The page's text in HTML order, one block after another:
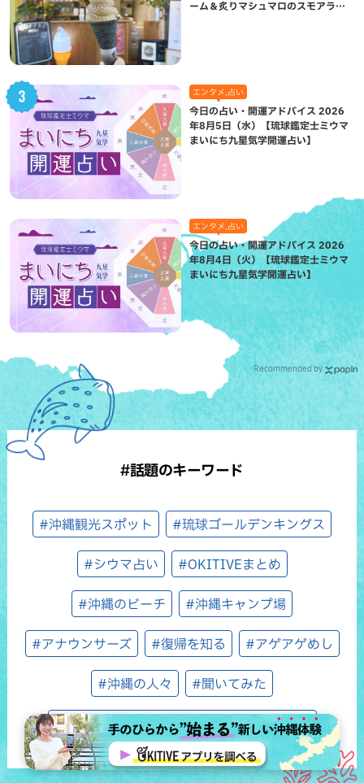
ーム＆炙りマシュマロのスモアラテ
エンタメ,占い
今日の占い・開運アドバイス 2026
年8月5日（水）【琉球鑑定士ミウマ
まいにち九星気学開運占い】
エンタメ,占い
今日の占い・開運アドバイス 2026
年8月4日（火）【琉球鑑定士ミウマ
まいにち九星気学開運占い】
Recommended by
#話題のキーワード
#沖縄観光スポット #琉球ゴールデンキングス
#シウマ占い #OKITIVEまとめ
#沖縄のビーチ #沖縄キャンプ場
#アナウンサーズ #復帰を知る #アゲアゲめし
#沖縄の人々 #聞いてみた
#ホテルセレクション（ウィン♪ウィン♪）